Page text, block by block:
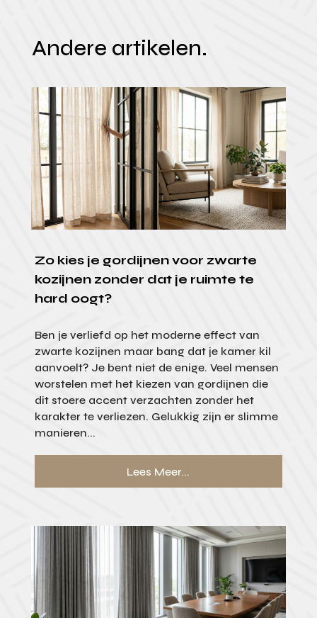
Andere artikelen.
Zo kies je gordijnen voor zwarte
kozijnen zonder dat je ruimte te
hard oogt?
Ben je verliefd op het moderne effect van
zwarte kozijnen maar bang dat je kamer kil
aanvoelt? Je bent niet de enige. Veel mensen
worstelen met het kiezen van gordijnen die
dit stoere accent verzachten zonder het
karakter te verliezen. Gelukkig zijn er slimme
manieren...
Lees Meer...